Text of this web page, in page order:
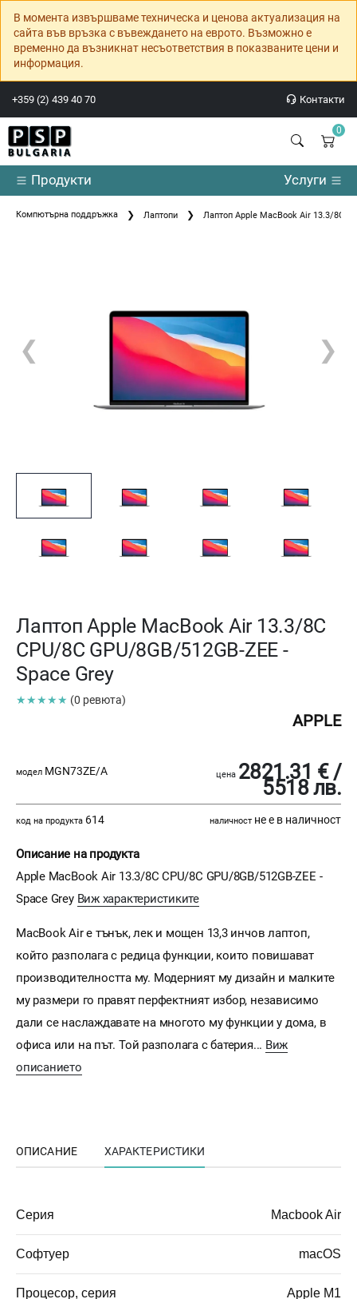
В момента извършваме техническа и ценова актуализация на
сайта във връзка с въвеждането на еврото. Възможно е
временно да възникнат несъответствия в показваните цени и
информация.
+359 (2) 439 40 70 Контакти
0
Продукти Услуги
Компютърна поддръжка Лаптопи Лаптоп Apple MacBook Air 13.3/8C
❮ ❯
Лаптоп Apple MacBook Air 13.3/8C
CPU/8C GPU/8GB/512GB-ZEE -
Space Grey
★★★★★ (0 ревюта)
APPLE
модел MGN73ZE/A цена 2821.31 € /
5518 лв.
код на продукта 614 наличност не е в наличност
Описание на продукта
Apple MacBook Air 13.3/8C CPU/8C GPU/8GB/512GB-ZEE -
Space Grey Виж характеристиките
MacBook Air e тънък, лек и мощен 13,3 инчов лаптоп,
който разполага с редица функции, които повишават
производителността му. Модерният му дизайн и малките
му размери го правят перфектният избор, независимо
дали се наслаждавате на многото му функции у дома, в
офиса или на път. Той разполага с батерия... Виж
описанието
ОПИСАНИЕ ХАРАКТЕРИСТИКИ
Серия Macbook Air
Софтуер macOS
Процесор, серия Apple M1